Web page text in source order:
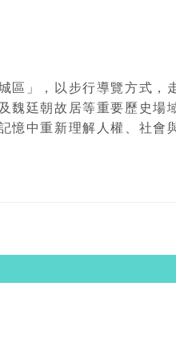
區」，以步行導覽方式，
魏廷朝故居等重要歷史場
憶中重新理解人權、社會